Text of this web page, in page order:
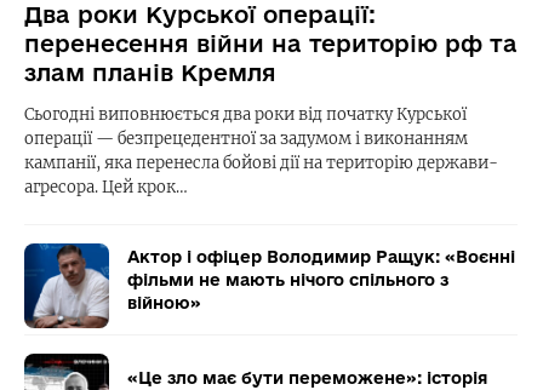
Два роки Курської операції:
перенесення війни на територію рф та
злам планів Кремля
Сьогодні виповнюється два роки від початку Курської
операції — безпрецедентної за задумом і виконанням
кампанії, яка перенесла бойові дії на територію держави-
агресора. Цей крок…
Актор і офіцер Володимир Ращук: «Воєнні
фільми не мають нічого спільного з
війною»
«Це зло має бути переможене»: історія